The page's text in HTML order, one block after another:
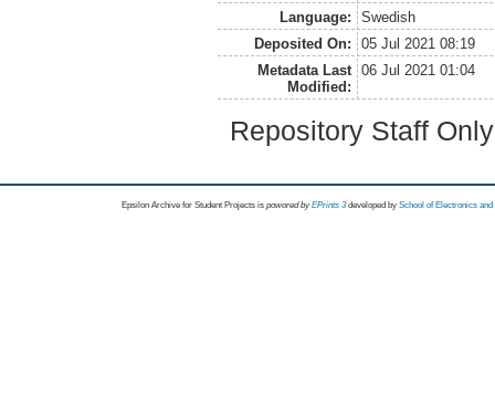
Language:
Swedish
Deposited On:
05 Jul 2021 08:19
Metadata Last
Modified:
06 Jul 2021 01:04
Repository Staff
Epsilon Archive for Student Projects is powored byEPrints 3 developed by School of Electronics